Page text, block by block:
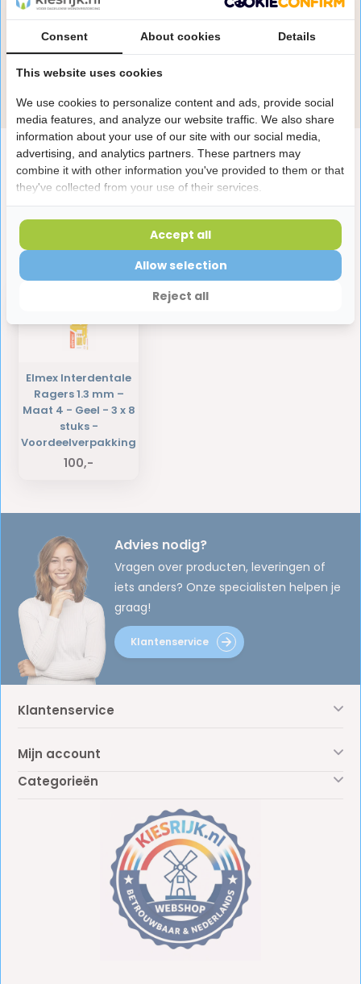
Productomschrijving
Reviews
Heb je een vraag over dit product?
Onze specialisten helpen je graag! Spreek ons aan
in de chat of stuur een e-mail.
Laatst bekeken producten
Elmex Interdentale
Ragers 1.3 mm –
Maat 4 - Geel - 3 x 8
stuks -
Voordeelverpakking
100,-
Advies nodig?
Vragen over producten, leveringen of
iets anders? Onze specialisten helpen je
graag!
Klantenservice
Klantenservice
Mijn account
Categorieën
Consent About cookies Details
This website uses cookies
We use cookies to personalize content and ads, provide social
media features, and analyze our website traffic. We also share
information about your use of our site with our social media,
advertising, and analytics partners. These partners may
combine it with other information you've provided to them or that
they've collected from your use of their services.
Reject all
Allow selection
Accept all